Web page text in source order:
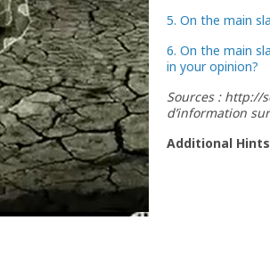
5. On the main
6. On the main
in your opinion?
Sources : http://
d’information
Additional Hints